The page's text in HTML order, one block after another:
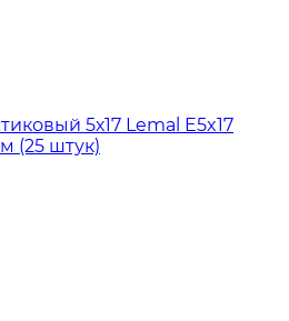
5х17 Lemal E5x17
(25 штук)